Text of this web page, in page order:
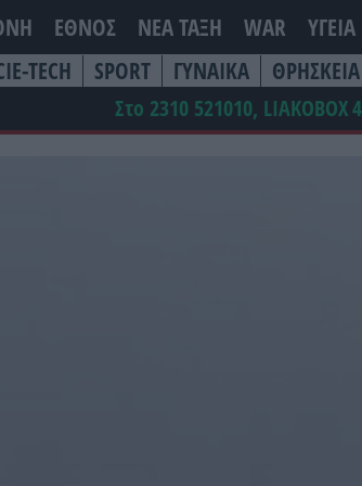
ΕΘΝΟΣ ΝΕΑ ΤΆΞΗ WAR ΥΓΕΙΑ
TECH SPORT ΓΥΝΑΙΚΑ ΘΡΗΣΚΕΙΑ
Στο 2310 521010, LIAKOBOX